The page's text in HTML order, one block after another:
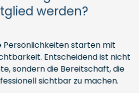
werden?
Persönlichkeiten starten mit
Entscheidend ist nicht
sondern die Bereitschaft, die
sichtbar zu machen.